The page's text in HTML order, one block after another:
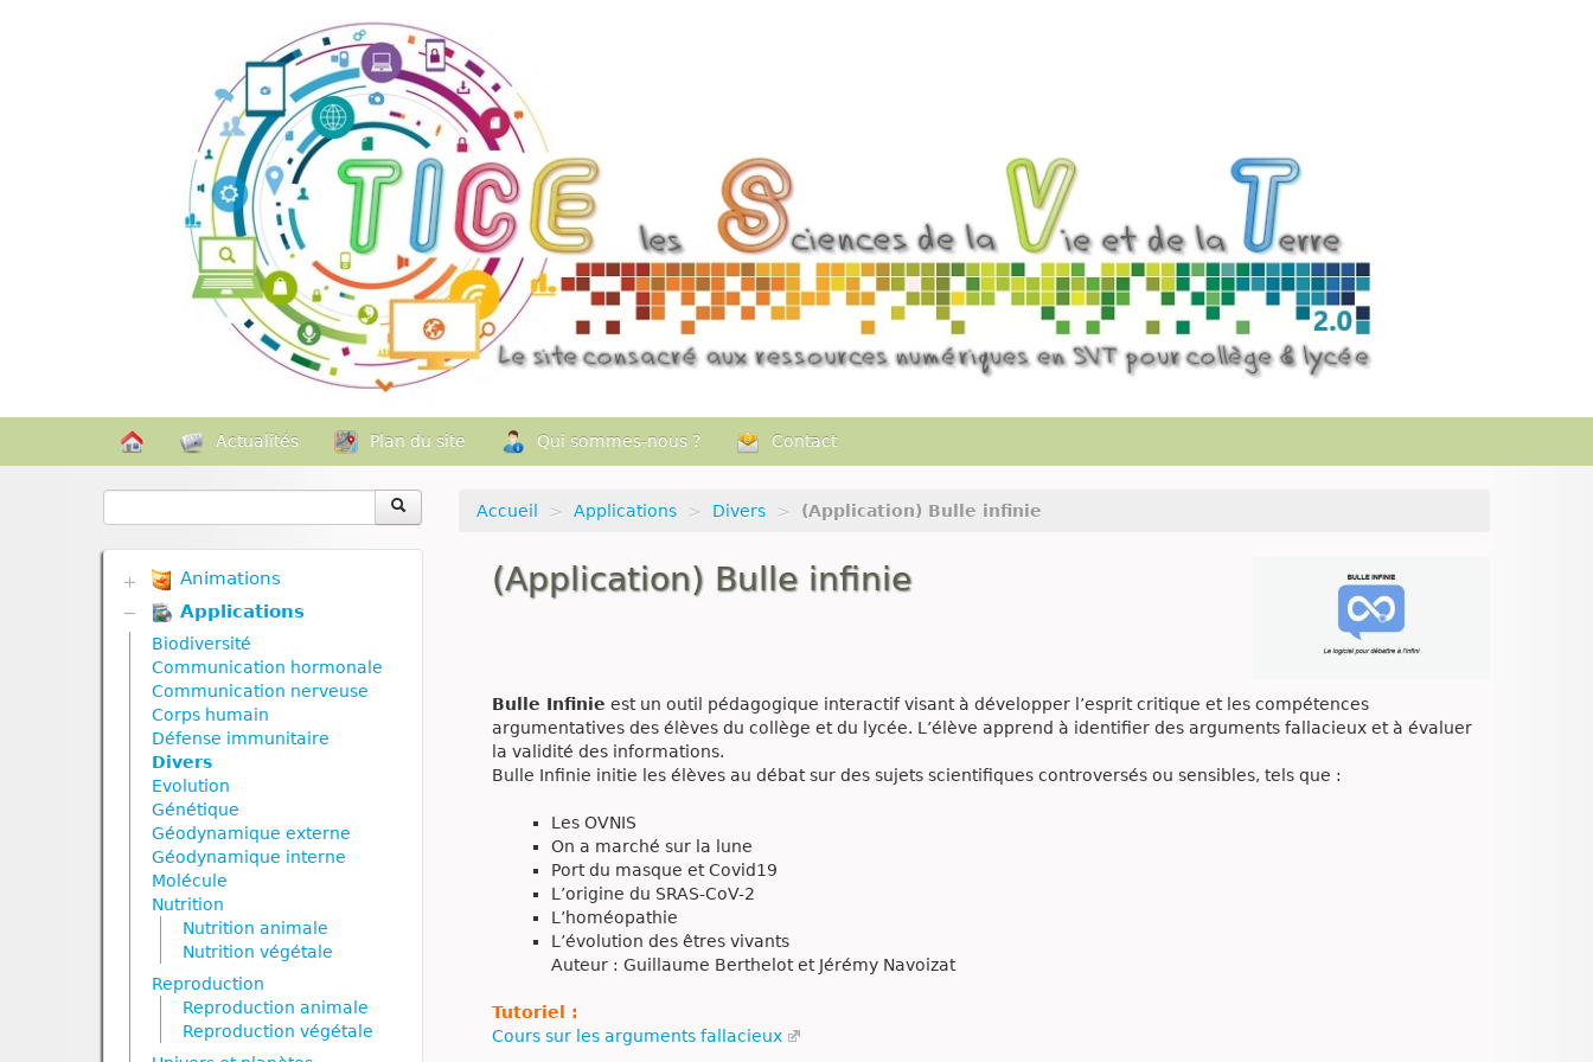
Actualités Plan du site Qui sommes-nous ? Contact
Accueil > Applications > Divers > (Application) Bulle infinie
(Application) Bulle infinie
Bulle Infinie est un outil pédagogique interactif visant à développer l’esprit critique et les compétences
argumentatives des élèves du collège et du lycée. L’élève apprend à identifier des arguments fallacieux et à évaluer
la validité des informations.
Bulle Infinie initie les élèves au débat sur des sujets scientifiques controversés ou sensibles, tels que :
Les OVNIS
On a marché sur la lune
Port du masque et Covid19
L’origine du SRAS-CoV-2
L’homéopathie
L’évolution des êtres vivants
Auteur : Guillaume Berthelot et Jérémy Navoizat
Tutoriel :
Cours sur les arguments fallacieux
Animations
Biodiversité
Communication hormonale
Communication nerveuse
Corps humain
Défense immunitaire
Divers
Génétique
Géodynamique externe
Géodynamique interne
Nutrition
Nutrition animale
Nutrition végétale
Reproduction
Reproduction animale
Reproduction végétale
Ressources naturelles et
pollution
Applications
Biodiversité
Communication hormonale
Communication nerveuse
Corps humain
Défense immunitaire
Divers
Evolution
Génétique
Géodynamique externe
Géodynamique interne
Molécule
Nutrition
Nutrition animale
Nutrition végétale
Reproduction
Reproduction animale
Reproduction végétale